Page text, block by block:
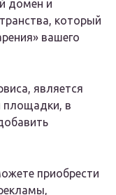
домен и
который
вашего
является
площадки, в
приобрести